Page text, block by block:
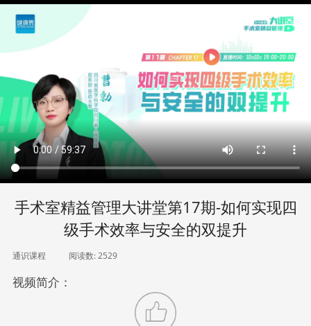
手术室精益管理大讲堂第17期-如何实现四
级手术效率与安全的双提升
通识课程 阅读数:2529
视频简介：